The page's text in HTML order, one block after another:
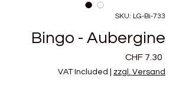
SKU: LG-Bi-733
Bingo - Aubergine
CHF 7.30
VAT Included zzgl. Versand